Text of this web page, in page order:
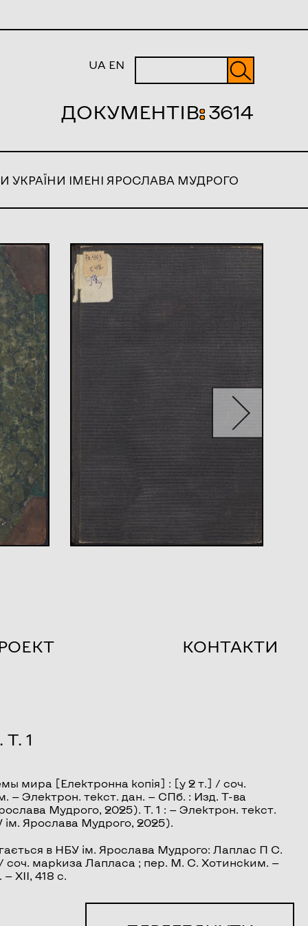
UA EN
ДОКУМЕНТІВ:3614
УКРАЇНИ ІМЕНІ ЯРОСЛАВА МУДРОГО
КОНТАКТИ
1
мира [Електронна копія] : [у 2 т.] / соч.
Электрон. текст. дан. — СПб. : Изд. Т-ва
Мудрого, 2025). Т. 1 : — Электрон. текст.
Ярослава Мудрого, 2025).
в НБУ ім. Ярослава Мудрого: Лаплас П С.
маркиза Лапласа ; пер. М. С. Хотинским. —
XII, 418 с.